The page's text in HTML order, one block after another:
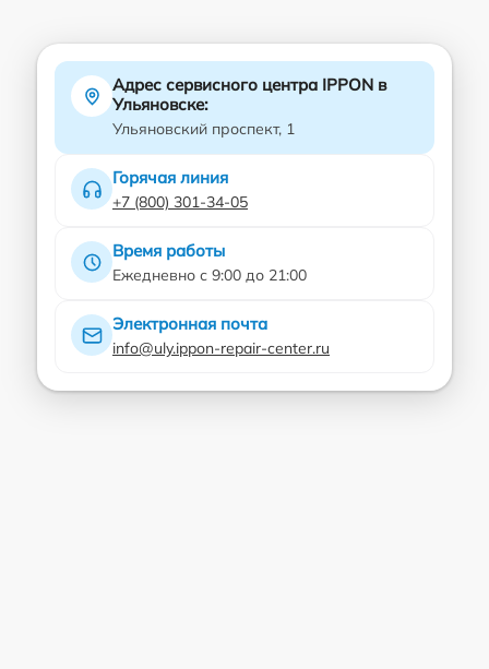
Адрес сервисного центра IPPON в
Ульяновске:
Ульяновский проспект, 1
Горячая линия
+7 (800) 301-34-05
Время работы
Ежедневно с 9:00 до 21:00
Электронная почта
info@uly.ippon-repair-center.ru